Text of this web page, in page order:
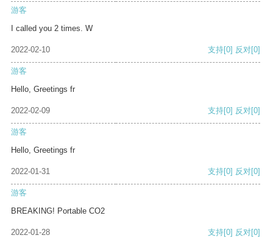
游客
I called you 2 times. W
2022-02-10 支持[0] 反对[0]
游客
Hello, Greetings fr
2022-02-09 支持[0] 反对[0]
游客
Hello, Greetings fr
2022-01-31 支持[0] 反对[0]
游客
BREAKING! Portable CO2
2022-01-28 支持[0] 反对[0]